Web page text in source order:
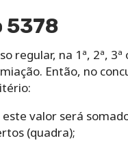
5378
na 1ª, 2ª, 3ª
Então, no
valor será
(quadra);